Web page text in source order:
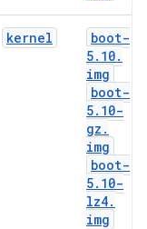
kernel
boot-
5. 10.
img
boot-
5. 10-
gz .
img
boot-
5. 10-
lz4.
img